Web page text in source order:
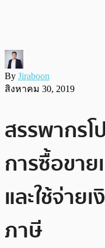
By Jiraboon
สิงหาคม 30, 2019
สรรพากรโ
การซื้อขา
และใช้จ่าย
ภาษี